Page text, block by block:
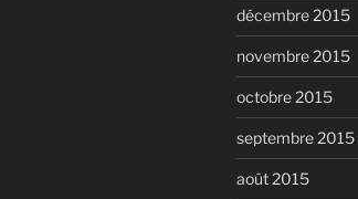
décembre 2015
novembre 2015
octobre 2015
septembre 2015
août 2015